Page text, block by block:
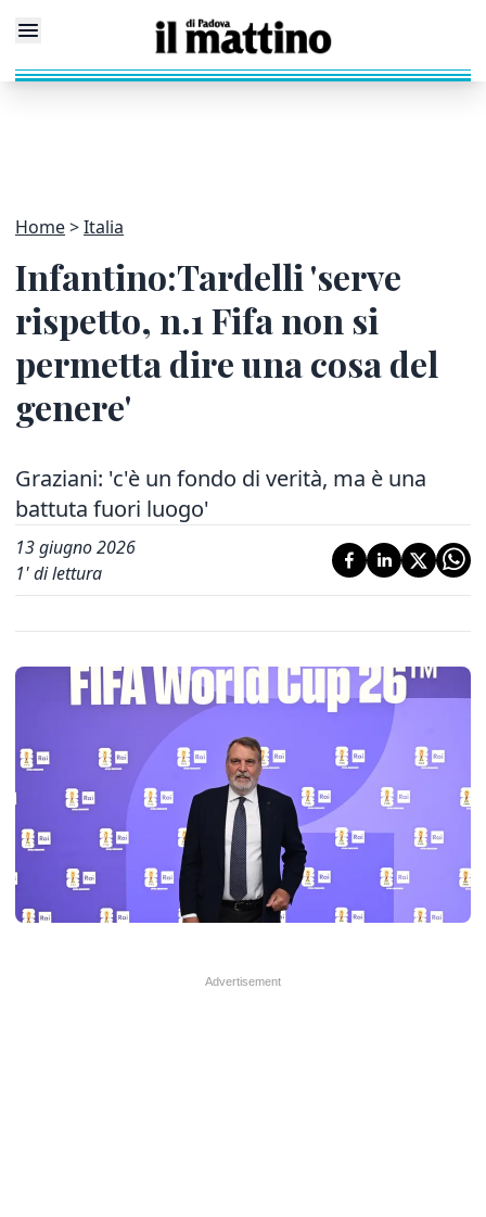
Home Italia
Infantino:Tardelli 'serve
rispetto, n.1 Fifa non si
permetta dire una cosa del
genere'
Graziani: 'c'è un fondo di verità, ma è una
battuta fuori luogo'
13 giugno 2026
1' di lettura